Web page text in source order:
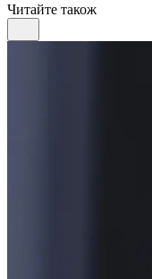
Читайте також